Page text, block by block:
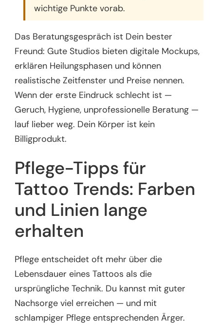
wichtige Punkte vorab.
Das Beratungsgespräch ist Dein bester
Freund: Gute Studios bieten digitale Mockups,
erklären Heilungsphasen und können
realistische Zeitfenster und Preise nennen.
Wenn der erste Eindruck schlecht ist —
Geruch, Hygiene, unprofessionelle Beratung —
lauf lieber weg. Dein Körper ist kein
Billigprodukt.
Pflege-Tipps für
Tattoo Trends: Farben
und Linien lange
erhalten
Pflege entscheidet oft mehr über die
Lebensdauer eines Tattoos als die
ursprüngliche Technik. Du kannst mit guter
Nachsorge viel erreichen — und mit
schlampiger Pflege entsprechenden Ärger.